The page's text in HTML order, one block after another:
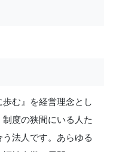
歩む』を経営理念とし
度の狭間にいる人た
法人です。あらゆる